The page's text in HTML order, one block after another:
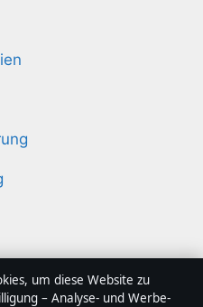
digitaler
auf Politik, Wirtschaft,
um diese Website zu
– Analyse- und Werbe-